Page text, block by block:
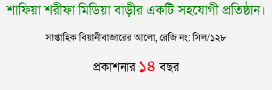
রাষ্ট্রপতি নির্বাচনে বিএনপির দুই মনোনয়নপত্র সংগ্রহ
সিলেটের মহাসড়কে ৬ মাসে দুর্ঘটনায় ১১৭ জনের প্রাণহানি
শাফিয়া শরীফা মিডিয়া বাড়ীর একটি সহযোগী প্রতিষ্ঠান।
সাপ্তাহিক বিয়ানীবাজারের আলো, রেজি নং: সিল/১২৮
প্রকাশনার ১৪ বছর